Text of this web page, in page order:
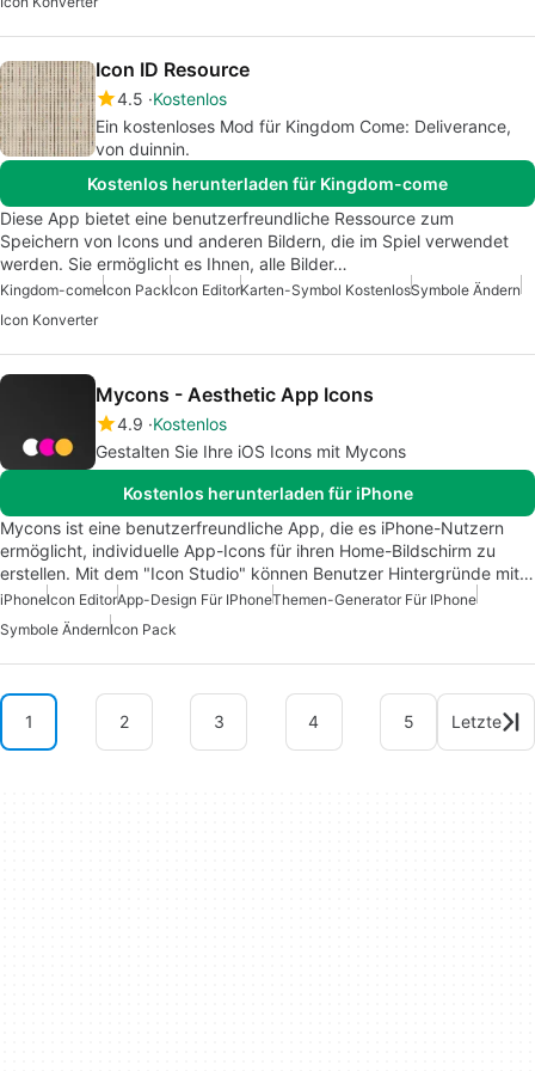
Icon ID Resource
4.5 Kostenlos
Ein kostenloses Mod für Kingdom Come: Deliverance,
von duinnin.
Kostenlos herunterladen für Kingdom-come
Diese App bietet eine benutzerfreundliche Ressource zum
Speichern von Icons und anderen Bildern, die im Spiel verwendet
werden. Sie ermöglicht es Ihnen, alle Bilder…
Kingdom-comeIcon PackIcon EditorKarten-Symbol KostenlosSymbole Ändern
Icon Konverter
Mycons - Aesthetic App Icons
4.9 Kostenlos
Gestalten Sie Ihre iOS Icons mit Mycons
Kostenlos herunterladen für iPhone
Mycons ist eine benutzerfreundliche App, die es iPhone-Nutzern
ermöglicht, individuelle App-Icons für ihren Home-Bildschirm zu
erstellen. Mit dem "Icon Studio" können Benutzer Hintergründe mit…
iPhoneIcon EditorApp-Design Für IPhoneThemen-Generator Für IPhone
Symbole ÄndernIcon Pack
1 2 3 4 5 Letzte